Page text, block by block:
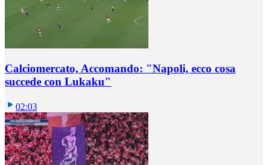
Calciomercato, Accomando: "Napoli, ecco cosa
succede con Lukaku"
02:03